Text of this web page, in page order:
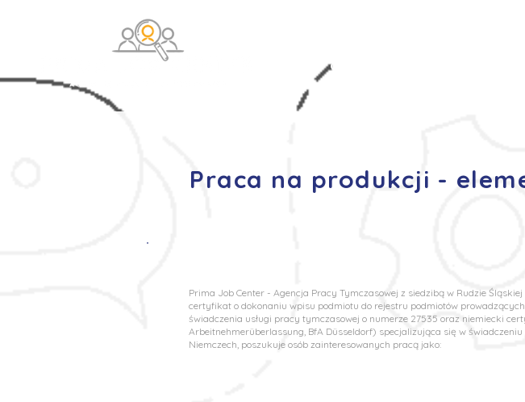
O nas
Praca na produkcji -
Prima Job Center - Agencja Pracy Tymczasowej z siedzibą w Rudzie
certyfikat o dokonaniu wpisu podmiotu do rejestru podmiotów
świadczenia usługi pracy tymczasowej o numerze 27535 oraz niemiecki
Arbeitnehmerüberlassung, BfA Düsseldorf) specjalizująca się w
Niemczech, poszukuje osób zainteresowanych pracą jako: